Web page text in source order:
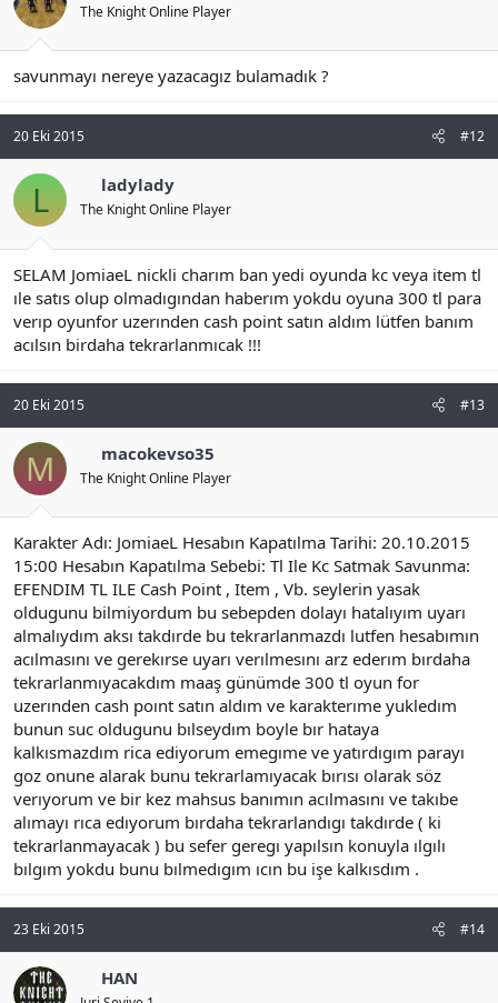
The Knight Online Player
savunmayı nereye yazacagız bulamadık ?
20 Eki 2015 #12
L ladylady
The Knight Online Player
SELAM JomiaeL nickli charım ban yedi oyunda kc veya item tl
ıle satıs olup olmadıgından haberım yokdu oyuna 300 tl para
verıp oyunfor uzerınden cash point satın aldım lütfen banım
acılsın birdaha tekrarlanmıcak !!!
20 Eki 2015 #13
M macokevso35
The Knight Online Player
Karakter Adı: JomiaeL Hesabın Kapatılma Tarihi: 20.10.2015
15:00 Hesabın Kapatılma Sebebi: Tl Ile Kc Satmak Savunma:
EFENDIM TL ILE Cash Point , Item , Vb. seylerin yasak
oldugunu bilmiyordum bu sebepden dolayı hatalıyım uyarı
almalıydım aksı takdırde bu tekrarlanmazdı lutfen hesabımın
acılmasını ve gerekırse uyarı verılmesını arz ederım bırdaha
tekrarlanmıyacakdım maaş günümde 300 tl oyun for
uzerınden cash poınt satın aldım ve karakterıme yukledım
bunun suc oldugunu bılseydım boyle bır hataya
kalkısmazdım rica ediyorum emegıme ve yatırdıgım parayı
goz onune alarak bunu tekrarlamıyacak bırısı olarak söz
verıyorum ve bir kez mahsus banımın acılmasını ve takıbe
alımayı rıca edıyorum bırdaha tekrarlandıgı takdırde ( ki
tekrarlanmayacak ) bu sefer geregı yapılsın konuyla ılgılı
bılgım yokdu bunu bılmedıgım ıcın bu işe kalkısdım .
23 Eki 2015 #14
HAN